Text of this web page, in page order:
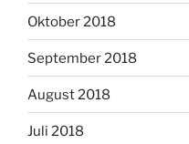
Oktober 2018
September 2018
August 2018
Juli 2018